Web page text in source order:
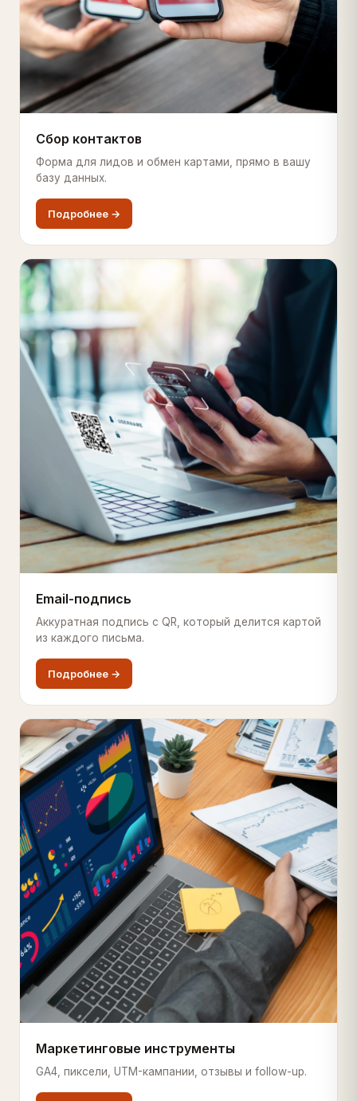
Сбор контактов
Форма для лидов и обмен картами, прямо в вашу
базу данных.
Подробнее →
Email-подпись
Аккуратная подпись с QR, который делится картой
из каждого письма.
Подробнее →
Маркетинговые инструменты
GA4, пиксели, UTM-кампании, отзывы и follow-up.